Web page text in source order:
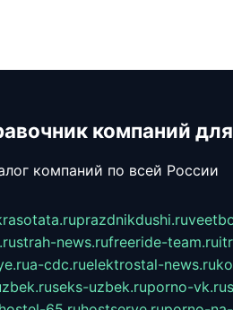
компаний
компаний по всей России
prazdnikdushi.ru
strah-news.rufreeride-team.ru
a-cdc.ruelektrostal-news.ru
seks-uzbek.ruporno-vk.ru